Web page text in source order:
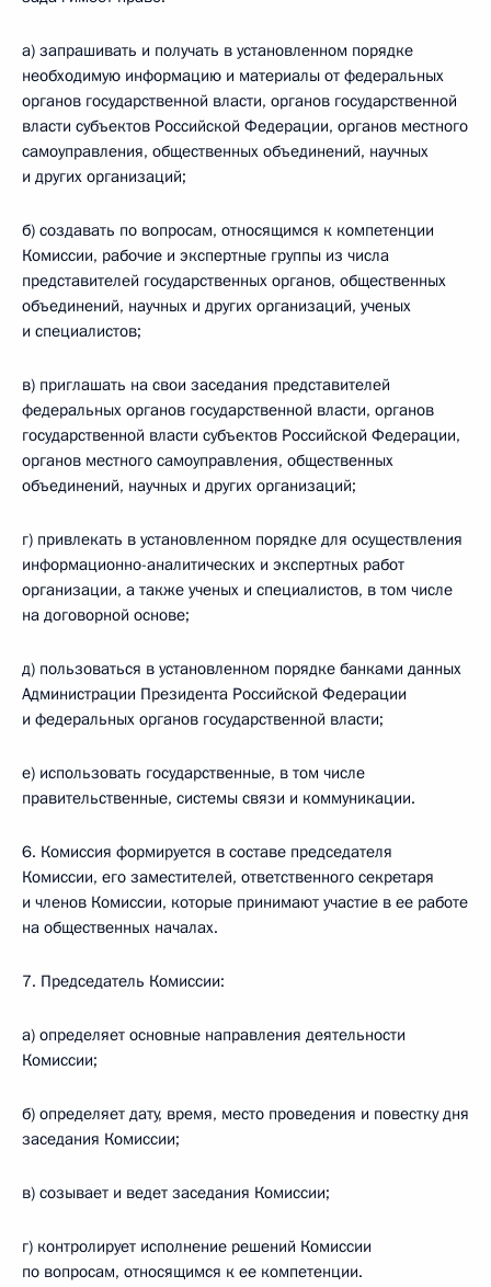
а) запрашивать и получать в установленном порядке
необходимую информацию и материалы от федеральных
органов государственной власти, органов государственной
власти субъектов Российской Федерации, органов местного
самоуправления, общественных объединений, научных
и других организаций;
б) создавать по вопросам, относящимся к компетенции
Комиссии, рабочие и экспертные группы из числа
представителей государственных органов, общественных
объединений, научных и других организаций, ученых
и специалистов;
в) приглашать на свои заседания представителей
федеральных органов государственной власти, органов
государственной власти субъектов Российской Федерации,
органов местного самоуправления, общественных
объединений, научных и других организаций;
г) привлекать в установленном порядке для осуществления
информационно-аналитических и экспертных работ
организации, а также ученых и специалистов, в том числе
на договорной основе;
д) пользоваться в установленном порядке банками данных
Администрации Президента Российской Федерации
и федеральных органов государственной власти;
е) использовать государственные, в том числе
правительственные, системы связи и коммуникации.
6. Комиссия формируется в составе председателя
Комиссии, его заместителей, ответственного секретаря
и членов Комиссии, которые принимают участие в ее работе
на общественных началах.
7. Председатель Комиссии:
а) определяет основные направления деятельности
Комиссии;
б) определяет дату, время, место проведения и повестку дня
заседания Комиссии;
в) созывает и ведет заседания Комиссии;
г) контролирует исполнение решений Комиссии
по вопросам, относящимся к ее компетенции.